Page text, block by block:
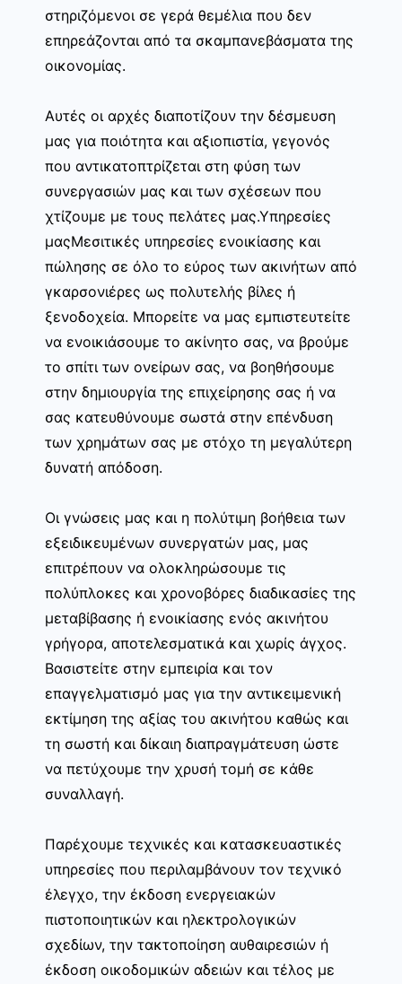
στηριζόμενοι σε γερά θεμέλια που δεν
επηρεάζονται από τα σκαμπανεβάσματα της
οικονομίας.
Αυτές οι αρχές διαποτίζουν την δέσμευση
μας για ποιότητα και αξιοπιστία, γεγονός
που αντικατοπτρίζεται στη φύση των
συνεργασιών μας και των σχέσεων που
χτίζουμε με τους πελάτες μας.Υπηρεσίες
μαςΜεσιτικές υπηρεσίες ενοικίασης και
πώλησης σε όλο το εύρος των ακινήτων από
γκαρσονιέρες ως πολυτελής βίλες ή
ξενοδοχεία. Μπορείτε να μας εμπιστευτείτε
να ενοικιάσουμε το ακίνητο σας, να βρούμε
το σπίτι των ονείρων σας, να βοηθήσουμε
στην δημιουργία της επιχείρησης σας ή να
σας κατευθύνουμε σωστά στην επένδυση
των χρημάτων σας με στόχο τη μεγαλύτερη
δυνατή απόδοση.
Οι γνώσεις μας και η πολύτιμη βοήθεια των
εξειδικευμένων συνεργατών μας, μας
επιτρέπουν να ολοκληρώσουμε τις
πολύπλοκες και χρονοβόρες διαδικασίες της
μεταβίβασης ή ενοικίασης ενός ακινήτου
γρήγορα, αποτελεσματικά και χωρίς άγχος.
Βασιστείτε στην εμπειρία και τον
επαγγελματισμό μας για την αντικειμενική
εκτίμηση της αξίας του ακινήτου καθώς και
τη σωστή και δίκαιη διαπραγμάτευση ώστε
να πετύχουμε την χρυσή τομή σε κάθε
συναλλαγή.
Παρέχουμε τεχνικές και κατασκευαστικές
υπηρεσίες που περιλαμβάνουν τον τεχνικό
έλεγχο, την έκδοση ενεργειακών
πιστοποιητικών και ηλεκτρολογικών
σχεδίων, την τακτοποίηση αυθαιρεσιών ή
έκδοση οικοδομικών αδειών και τέλος με